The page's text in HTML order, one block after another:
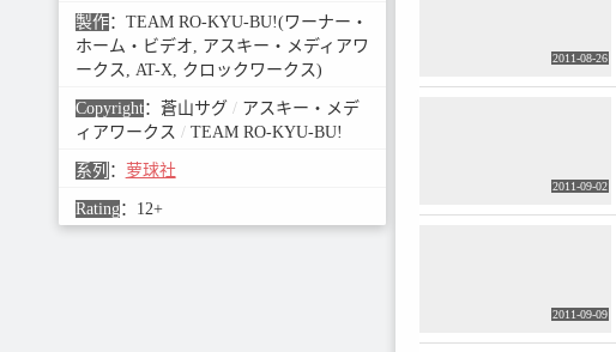
製作： TEAM RO-KYU-BU!(ワーナー・
ホーム・ビデオ, アスキー・メディアワ
ークス, AT-X, クロックワークス)
Copyright： 蒼山サグ /アスキー・メデ
ィアワークス /TEAM RO-KYU-BU!
系列 ： 萝球社
Rating： 12+
2011-08-26
2011-09-02
2011-09-09